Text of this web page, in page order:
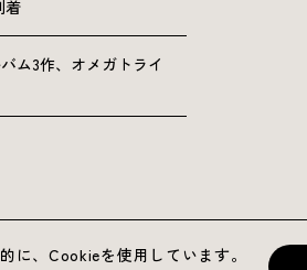
着
ム3作、オメガトライ
に、Cookieを使用しています。